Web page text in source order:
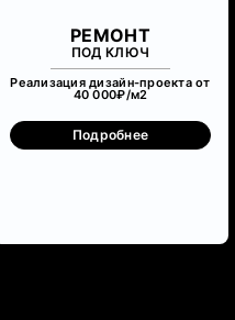
РЕМОНТ
ПОД КЛЮЧ
Реализация дизайн-проекта от
40 000₽/м2
Подробнее